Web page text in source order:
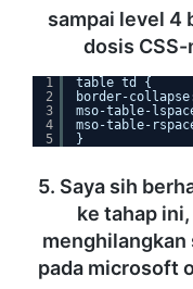
sampai level 4
dosis
1
2
3
4
5
table td {
border-
mso-table-
mso-table-
}
5. Saya sih
ke tahap
menghilangkan
pada microsoft